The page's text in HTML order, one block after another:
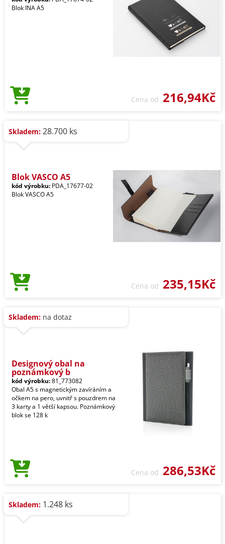
Blok INA A5
Cena od 216,94Kč
Skladem: 28.700 ks
Blok VASCO A5
kód výrobku: PDA_17677-02
Blok VASCO A5
Cena od 235,15Kč
Skladem: na dotaz
Designový obal na
poznámkový b
kód výrobku:81_773082
Obal A5 s magnetickým zavíráním a
očkem na pero, uvnitř s pouzdrem na
3 karty a 1 větší kapsou. Poznámkový
blok se 128 k
Cena od 286,53Kč
Skladem: 1.248 ks